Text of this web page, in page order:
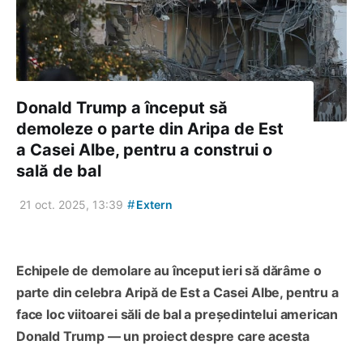
Donald Trump a început să
demoleze o parte din Aripa de Est
a Casei Albe, pentru a construi o
sală de bal
21 oct. 2025, 13:39 #Extern
Echipele de demolare au început ieri să dărâme o
parte din celebra Aripă de Est a Casei Albe, pentru a
face loc viitoarei săli de bal a președintelui american
Donald Trump — un proiect despre care acesta